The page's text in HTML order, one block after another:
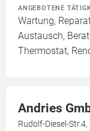
ANGEBOTENE
Wartung,
Austausch,
Thermostat,
Andries
Rudolf-Diesel-